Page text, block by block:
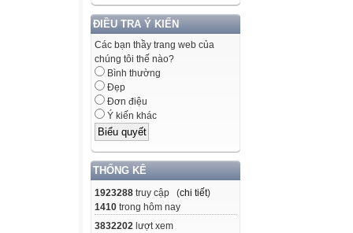
ĐIỀU TRA Ý KIẾN
Các bạn thầy trang web của
chúng tôi thế nào?
Bình thường
Đẹp
Đơn điệu
Ý kiến khác
THỐNG KÊ
1923288 truy cập (chi tiết)
1410 trong hôm nay
3832202 lượt xem